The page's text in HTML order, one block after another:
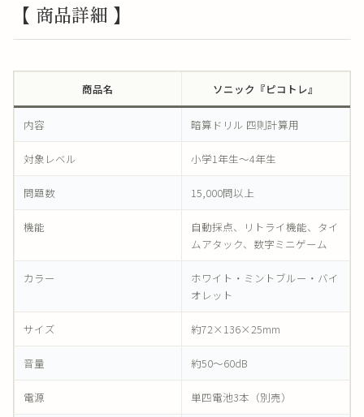
【 商品詳細 】
商品名 ソニック『ピコトレ』
内容 暗算ドリル 四則計算用
対象レベル 小学1年生〜4年生
問題数 15,000問以上
機能
自動採点、リトライ機能、タイ
ムアタック、数字ミニゲーム
カラー
ホワイト・ミントブルー・バイ
オレット
サイズ 約72×136×25mm
音量 約50〜60dB
電源 単四電池3本（別売）